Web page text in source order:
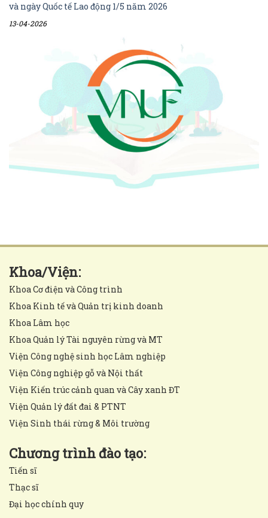
và ngày Quốc tế Lao động 1/5 năm 2026
13-04-2026
Khoa/Viện:
Khoa Cơ điện và Công trình
Khoa Kinh tế và Quản trị kinh doanh
Khoa Lâm học
Khoa Quản lý Tài nguyên rừng và MT
Viện Công nghệ sinh học Lâm nghiệp
Viện Công nghiệp gỗ và Nội thất
Viện Kiến trúc cảnh quan và Cây xanh ĐT
Viện Quản lý đất đai & PTNT
Viện Sinh thái rừng & Môi trường
Chương trình đào tạo:
Tiến sĩ
Thạc sĩ
Đại học chính quy